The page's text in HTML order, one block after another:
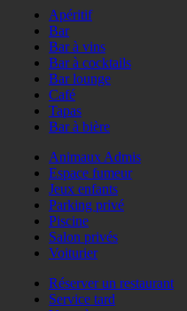
Apéritif
Bar
Bar à vins
Bar à cocktails
Bar lounge
Café
Tapas
Bar à bière
Animaux Admis
Espace fumeur
Jeux enfants
Parking privé
Piscine
Salon privés
Voiturier
Réserver un restaurant
Service tard